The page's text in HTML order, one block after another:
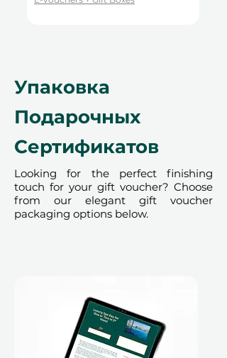
Общее удовольствие
Идеально для пар или друзей,
желающих расслабиться
вместе
Гибкое дарение– С 12-
опцией обмена, это простой
выбор для любого случая.
Забронировать это впечатление
беззаботно. Как только
получатель получит свой
подарочный сертификат, он
Упаковка
Подарочных
Сертификатов
Looking for the perfect finishing
touch for your gift voucher? Choose
from our elegant gift voucher
packaging options below.